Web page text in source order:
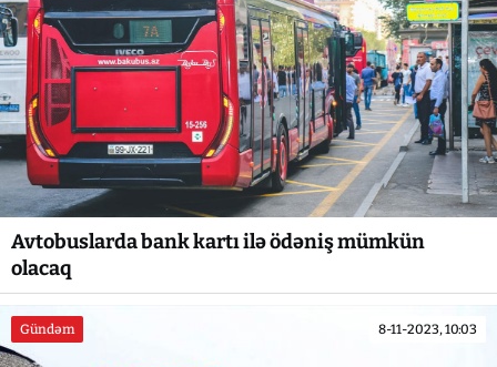
Avtobuslarda bank kartı ilə ödəniş mümkün
olacaq
Gündəm 8-11-2023, 10:03